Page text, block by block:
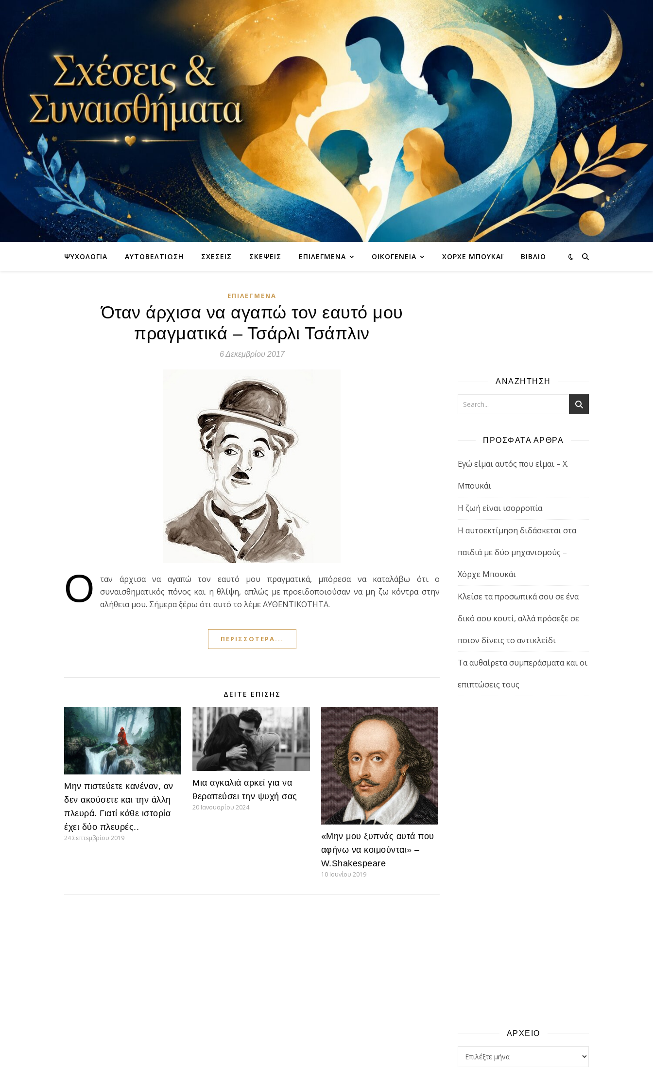
ΨΥΧΟΛΟΓΊΑ ΑΥΤΟΒΕΛΤΊΩΣΗ ΣΧΈΣΕΙΣ ΣΚΈΨΕΙΣ ΕΠΙΛΕΓΜΈΝΑ ΟΙΚΟΓΈΝΕΙΑ ΧΌΡΧΕ ΜΠΟΥΚΆΙ ΒΙΒΛΊΟ
ΕΠΙΛΕΓΜΈΝΑ
Όταν άρχισα να αγαπώ τον εαυτό μου
πραγματικά – Τσάρλι Τσάπλιν
6 Δεκεμβρίου 2017
Ό
ταν άρχισα να αγαπώ τον εαυτό μου πραγματικά, μπόρεσα να καταλάβω ότι ο
συναισθηματικός πόνος και η θλίψη, απλώς με προειδοποιούσαν να μη ζω κόντρα στην
αλήθεια μου. Σήμερα ξέρω ότι αυτό το λέμε ΑΥΘΕΝΤΙΚΟΤΗΤΑ.
ΠΕΡΙΣΣΌΤΕΡΑ...
ΔΕΊΤΕ ΕΠΊΣΗΣ
Μην πιστεύετε κανέναν, αν
δεν ακούσετε και την άλλη
πλευρά. Γιατί κάθε ιστορία
έχει δύο πλευρές..
24 Σεπτεμβρίου 2019
Μια αγκαλιά αρκεί για να
θεραπεύσει την ψυχή σας
20 Ιανουαρίου 2024
«Μην μου ξυπνάς αυτά που
αφήνω να κοιμούνται» –
W.Shakespeare
10 Ιουνίου 2019
ΑΝΑΖΗΤΗΣΗ
ΠΡΟΣΦΑΤΑ ΑΡΘΡΑ
Εγώ είμαι αυτός που είμαι – Χ.
Μπουκάι
Η ζωή είναι ισορροπία
Η αυτοεκτίμηση διδάσκεται στα
παιδιά με δύο μηχανισμούς –
Χόρχε Μπουκάι
Κλείσε τα προσωπικά σου σε ένα
δικό σου κουτί, αλλά πρόσεξε σε
ποιον δίνεις το αντικλείδι
Τα αυθαίρετα συμπεράσματα και οι
επιπτώσεις τους
ΑΡΧΕΙΟ